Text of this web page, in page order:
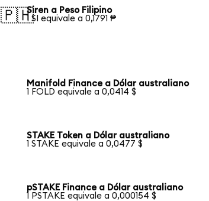
🇵🇭Siren a Peso Filipino
1 SI equivale a 0,1791 ₱
Manifold Finance a Dólar australiano
1 FOLD equivale a 0,0414 $
STAKE Token a Dólar australiano
1 STAKE equivale a 0,0477 $
pSTAKE Finance a Dólar australiano
1 PSTAKE equivale a 0,000154 $